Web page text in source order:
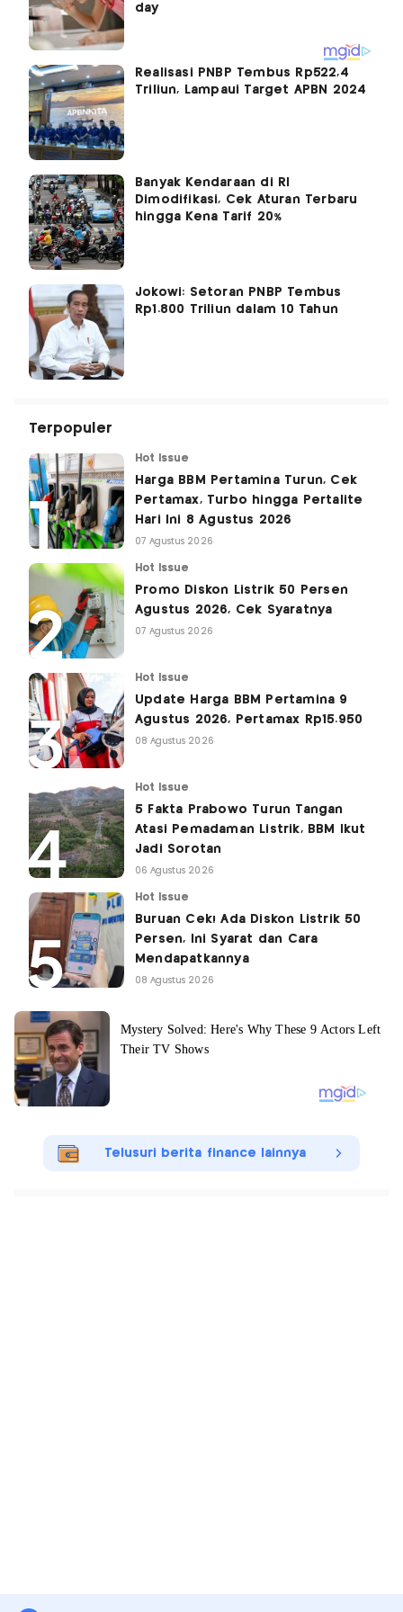
Realisasi PNBP Tembus Rp522,4
Triliun, Lampaui Target APBN 2024
Banyak Kendaraan di RI
Dimodifikasi, Cek Aturan Terbaru
hingga Kena Tarif 20%
Jokowi: Setoran PNBP Tembus
Rp1.800 Triliun dalam 10 Tahun
Terpopuler
Hot Issue
Harga BBM Pertamina Turun, Cek
Pertamax, Turbo hingga Pertalite
Hari Ini 8 Agustus 2026
07 Agustus 2026
Hot Issue
Promo Diskon Listrik 50 Persen
Agustus 2026, Cek Syaratnya
07 Agustus 2026
Hot Issue
Update Harga BBM Pertamina 9
Agustus 2026, Pertamax Rp15.950
08 Agustus 2026
Hot Issue
5 Fakta Prabowo Turun Tangan
Atasi Pemadaman Listrik, BBM Ikut
Jadi Sorotan
06 Agustus 2026
Hot Issue
Buruan Cek! Ada Diskon Listrik 50
Persen, Ini Syarat dan Cara
Mendapatkannya
08 Agustus 2026
Telusuri berita finance lainnya